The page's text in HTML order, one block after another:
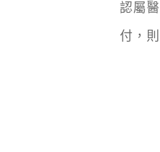
認屬
付，